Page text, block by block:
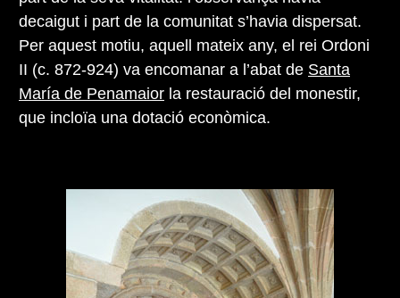
decaigut i part de la comunitat s’havia dispersat.
Per aquest motiu, aquell mateix any, el rei Ordoni
II (c. 872-924) va encomanar a l’abat de Santa
María de Penamaior la restauració del monestir,
que incloïa una dotació econòmica.